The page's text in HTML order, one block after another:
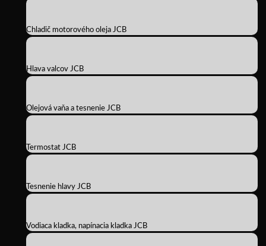
Chladič motorového oleja JCB
Hlava valcov JCB
Olejová vaňa a tesnenie JCB
Termostat JCB
Tesnenie hlavy JCB
Vodiaca kladka, napínacia kladka JCB